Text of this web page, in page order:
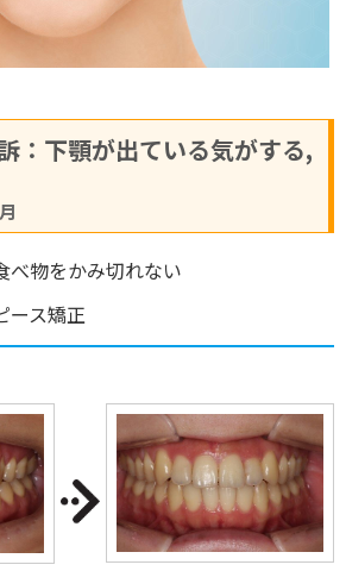
：下顎が出ている気がする,
べ物をかみ切れない
ース矯正